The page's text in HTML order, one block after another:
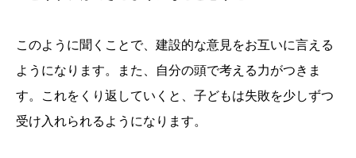
このように聞くことで、建設的な意見をお互いに言える
ようになります。また、自分の頭で考える力がつきま
す。これをくり返していくと、子どもは失敗を少しずつ
受け入れられるようになります。